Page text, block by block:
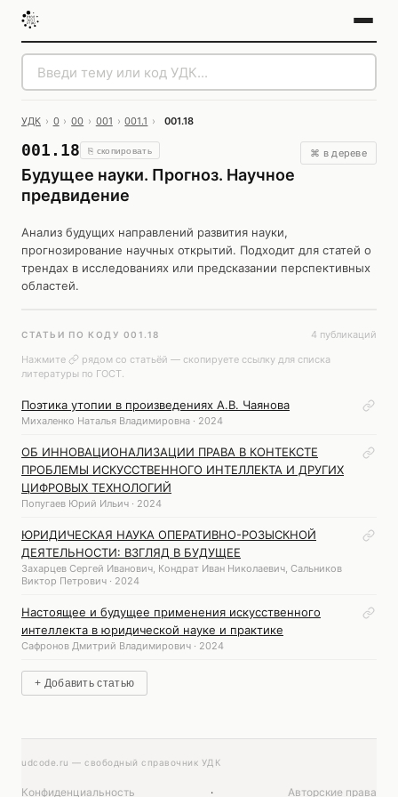
УДК › 0 › 00 › 001 › 001.1 › 001.18
001.18 ⎘ скопировать
Будущее науки. Прогноз. Научное
предвидение
⌘ в дереве
Анализ будущих направлений развития науки,
прогнозирование научных открытий. Подходит для статей о
трендах в исследованиях или предсказании перспективных
областей.
СТАТЬИ ПО КОДУ 001.18
4 публикаций
Нажмите
рядом со статьёй — скопируете ссылку для списка
литературы по ГОСТ.
Поэтика утопии в произведениях А.В. Чаянова
Михаленко Наталья Владимировна · 2024
ОБ ИННОВАЦИОНАЛИЗАЦИИ ПРАВА В КОНТЕКСТЕ
ПРОБЛЕМЫ ИСКУССТВЕННОГО ИНТЕЛЛЕКТА И ДРУГИХ
ЦИФРОВЫХ ТЕХНОЛОГИЙ
Попугаев Юрий Ильич · 2024
ЮРИДИЧЕСКАЯ НАУКА ОПЕРАТИВНО-РОЗЫСКНОЙ
ДЕЯТЕЛЬНОСТИ: ВЗГЛЯД В БУДУЩЕЕ
Захарцев Сергей Иванович, Кондрат Иван Николаевич, Сальников
Виктор Петрович · 2024
Настоящее и будущее применения искусственного
интеллекта в юридической науке и практике
Сафронов Дмитрий Владимирович · 2024
+ Добавить статью
udcode.ru — свободный справочник УДК
Конфиденциальность · Авторские права